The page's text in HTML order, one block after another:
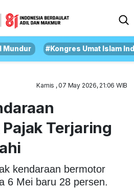
Mundur #Kongres Umat Islam
Kamis , 07 May 2026, 21:06 WIB
Terjaring
kendaraan bermotor
6 Mei baru 28 persen.